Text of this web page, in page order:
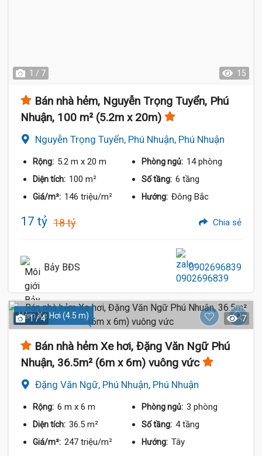
1 / 7 15
Bán nhà hẻm, Nguyễn Trọng Tuyển, Phú
Nhuận, 100 m² (5.2m x 20m)
Nguyễn Trọng Tuyển, Phú Nhuận, Phú Nhuận
Rộng: 5.2 m x 20 m Phòng ngủ: 14 phòng
Diện tích: 100 m² Số tầng: 6 tầng
Giá/m²: 146 triệu/m² Hướng: Đông Bắc
17 tỷ 18 tỷ Chia sẻ
Bảy BĐS 0902696839
Hẻm Xe Hơi (4.5 m)
1 / 4 7
Bán nhà hẻm Xe hơi, Đặng Văn Ngữ Phú
Nhuận, 36.5m² (6m x 6m) vuông vức
Đặng Văn Ngữ, Phú Nhuận, Phú Nhuận
Rộng: 6 m x 6 m Phòng ngủ: 3 phòng
Diện tích: 36.5 m² Số tầng: 4 tầng
Giá/m²: 247 triệu/m² Hướng: Tây